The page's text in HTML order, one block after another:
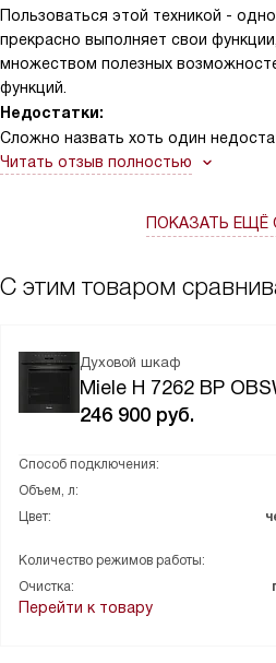
Пользоваться этой техникой -
прекрасно выполняет свои
множеством полезных
функций.
Недостатки:
Сложно назвать хоть один
полной мере оправдывает свою
Читать отзыв полностью
ПОКАЗАТЬ ЕЩЁ
С этим товаром
Духовой шкаф
Miele H 7262 BP
246 900 руб.
Способ подключения:
Объем, л:
Цвет:
Количество режимов работы:
Очистка:
Перейти к товару